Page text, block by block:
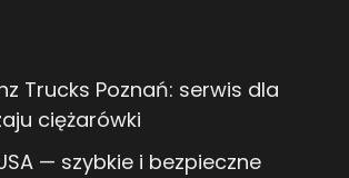
Trucks Poznań: serwis dla
ciężarówki
— szybkie i bezpieczne